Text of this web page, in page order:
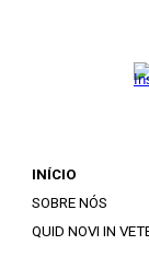
INÍCIO
SOBRE NÓS
QUID NOVI IN